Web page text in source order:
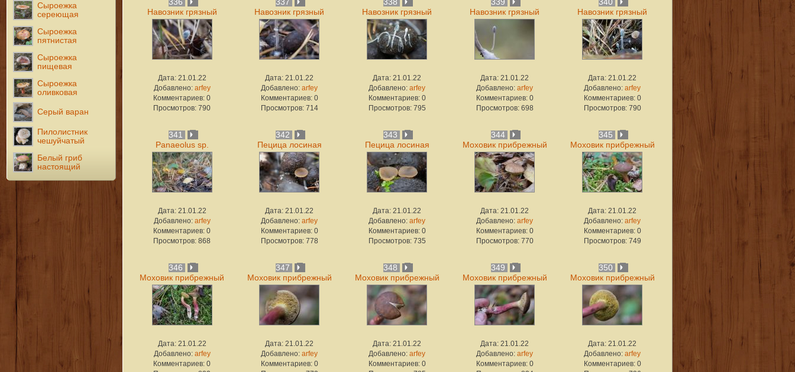
Сыроежка
сереющая
Сыроежка
пятнистая
Сыроежка
пищевая
Сыроежка
оливковая
Серый варан
Пилолистник
чешуйчатый
Белый гриб
настоящий
336
Навозник грязный
Дата: 21.01.22
Добавлено: arfey
Комментариев: 0
Просмотров: 790
337
Навозник грязный
Дата: 21.01.22
Добавлено:arfey
Комментариев: 0
Просмотров: 714
338
Навозник грязный
Дата: 21.01.22
Добавлено:arfey
Комментариев: 0
Просмотров: 795
339
Навозник грязный
Дата: 21.01.22
Добавлено:arfey
Комментариев: 0
Просмотров: 698
340
Навозник грязный
Дата: 21.01.22
Добавлено:arfey
Комментариев: 0
Просмотров: 790
341
Panaeolus sp.
Дата: 21.01.22
Добавлено: arfey
Комментариев: 0
Просмотров: 868
342
Пецица лосиная
Дата: 21.01.22
Добавлено:arfey
Комментариев: 0
Просмотров: 778
343
Пецица лосиная
Дата: 21.01.22
Добавлено:arfey
Комментариев: 0
Просмотров: 735
344
Моховик прибрежный
Дата: 21.01.22
Добавлено:arfey
Комментариев: 0
Просмотров: 770
345
Моховик прибрежный
Дата: 21.01.22
Добавлено:arfey
Комментариев: 0
Просмотров: 749
346
Моховик прибрежный
Дата: 21.01.22
Добавлено: arfey
Комментариев: 0
347
Моховик прибрежный
Дата: 21.01.22
Добавлено:arfey
Комментариев: 0
348
Моховик прибрежный
Дата: 21.01.22
Добавлено:arfey
Комментариев: 0
349
Моховик прибрежный
Дата: 21.01.22
Добавлено:arfey
Комментариев: 0
350
Моховик прибрежный
Дата: 21.01.22
Добавлено:arfey
Комментариев: 0